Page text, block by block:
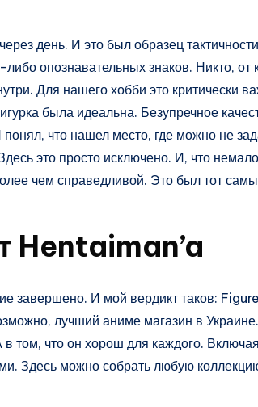
день. И это был образец
либо опознавательных знаков. Никто,
Для нашего хобби это критически
была идеальна. Безупречное
что нашел место, где можно не
это просто исключено. И, что
чем справедливой. Это был тот
Hentaiman’a
завершено. И мой вердикт таков:
лучший аниме магазин в
том, что он хорош для каждого.
Здесь можно собрать любую